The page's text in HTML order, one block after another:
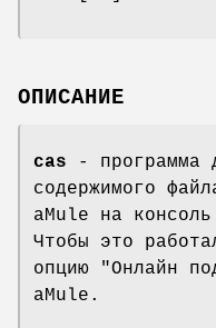
ОПИСАНИЕ
cas - программа
содержимого
aMule на
Чтобы это
опцию "Онлайн
aMule.